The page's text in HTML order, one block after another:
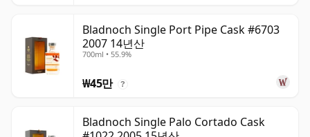
Bladnoch Single Port Pipe Cask #6703
2007 14년산
700ml • 55.9%
₩45만 ?
Bladnoch Single Palo Cortado Cask